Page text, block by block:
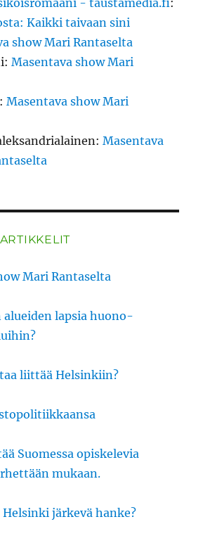
- taustamedia.fi:
Kaikki taivaan sini
show Mari Rantaselta
:Masentava show Mari
:Masentava show Mari
:Masentava
Mari Rantaselta
alueiden lapsia huono-
liittää Helsinkiin?
Suomessa opiskelevia
mukaan.
Helsinki järkevä hanke?